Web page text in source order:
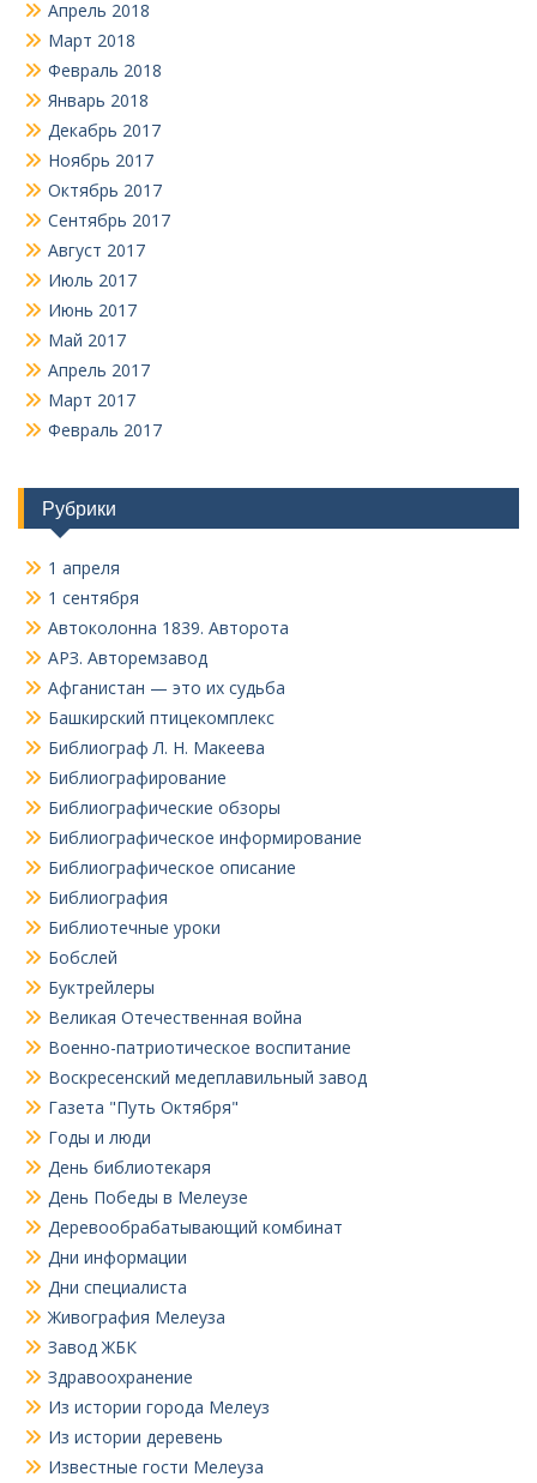
Апрель 2018
Март 2018
Февраль 2018
Январь 2018
Декабрь 2017
Ноябрь 2017
Октябрь 2017
Сентябрь 2017
Август 2017
Июль 2017
Июнь 2017
Май 2017
Апрель 2017
Март 2017
Февраль 2017
Рубрики
1 апреля
1 сентября
Автоколонна 1839. Авторота
АРЗ. Авторемзавод
Афганистан — это их судьба
Башкирский птицекомплекс
Библиограф Л. Н. Макеева
Библиографирование
Библиографические обзоры
Библиографическое информирование
Библиографическое описание
Библиография
Библиотечные уроки
Бобслей
Буктрейлеры
Великая Отечественная война
Военно-патриотическое воспитание
Воскресенский медеплавильный завод
Газета "Путь Октября"
Годы и люди
День библиотекаря
День Победы в Мелеузе
Деревообрабатывающий комбинат
Дни информации
Дни специалиста
Живография Мелеуза
Завод ЖБК
Здравоохранение
Из истории города Мелеуз
Из истории деревень
Известные гости Мелеуза